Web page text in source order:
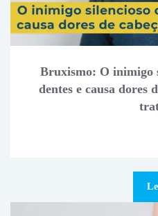
Bruxismo: O inimigo
dentes e causa dores